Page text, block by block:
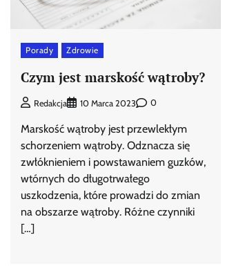
Porady Zdrowie
Czym jest marskość wątroby?
Redakcja 10 Marca 2023 0
Marskość wątroby jest przewlekłym
schorzeniem wątroby. Odznacza się
zwłóknieniem i powstawaniem guzków,
wtórnych do długotrwałego
uszkodzenia, które prowadzi do zmian
na obszarze wątroby. Różne czynniki
[…]